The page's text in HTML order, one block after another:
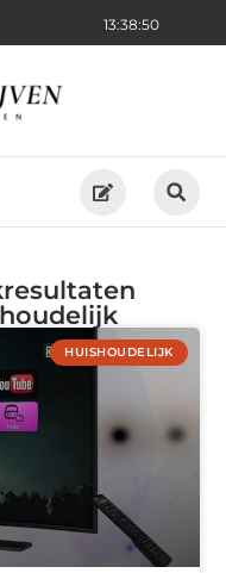
13:38:50
HUISHOUDELIJK